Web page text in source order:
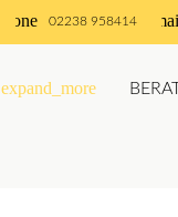
phone 02238 958414
expand_more